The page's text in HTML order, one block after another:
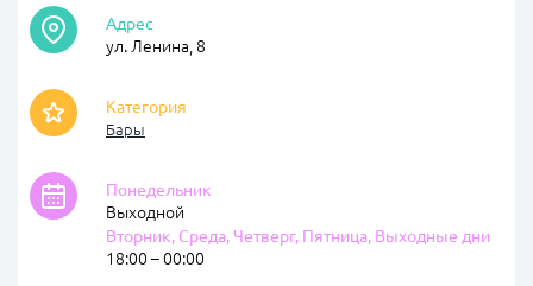
Адрес
ул. Ленина, 8
Категория
Бары
Понедельник
Выходной
Вторник, Среда, Четверг, Пятница, Выходные дни
18:00 – 00:00